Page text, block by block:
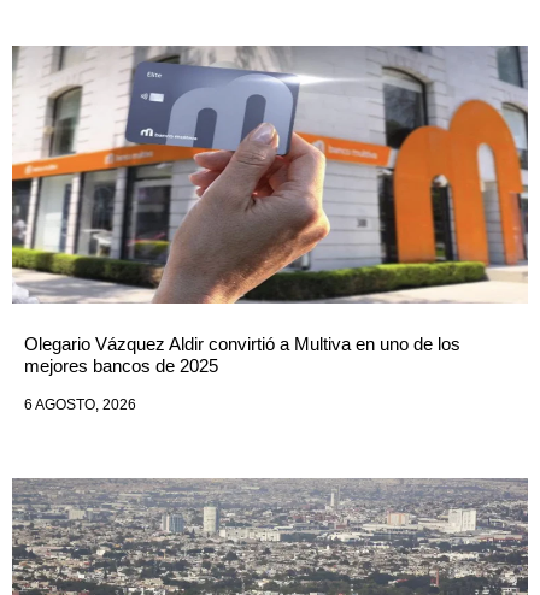
Olegario Vázquez Aldir convirtió a Multiva en uno de los
mejores bancos de 2025
6 AGOSTO, 2026